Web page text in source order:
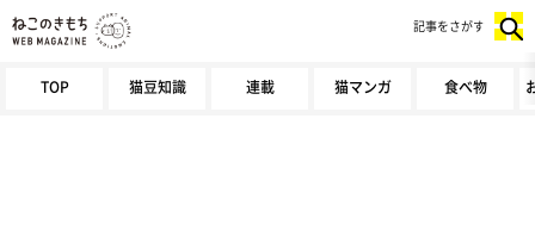
TOP 猫豆知識 連載 猫マンガ 食べ物
記事をさがす